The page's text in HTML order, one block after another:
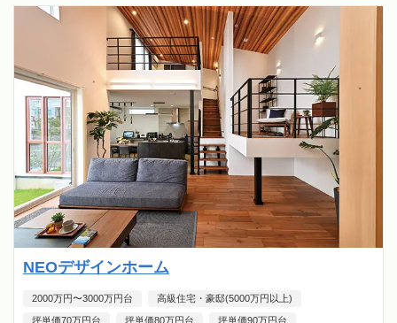
NEOデザインホーム
2000万円〜3000万円台 高級住宅・豪邸(5000万円以上)
坪単価70万円台 坪単価80万円台 坪単価90万円台